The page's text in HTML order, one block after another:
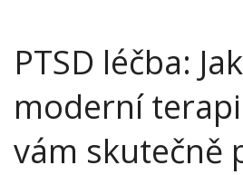
PTSD léčba:
moderní
vám skutečně